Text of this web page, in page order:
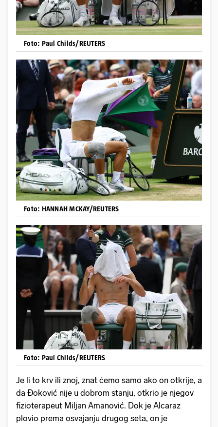
Foto: Paul Childs/REUTERS
Foto: HANNAH MCKAY/REUTERS
Foto: Paul Childs/REUTERS
Je li to krv ili znoj, znat ćemo samo ako on otkrije, a
da Đoković nije u dobrom stanju, otkrio je njegov
fizioterapeut Miljan Amanović. Dok je Alcaraz
plovio prema osvajanju drugog seta, on je